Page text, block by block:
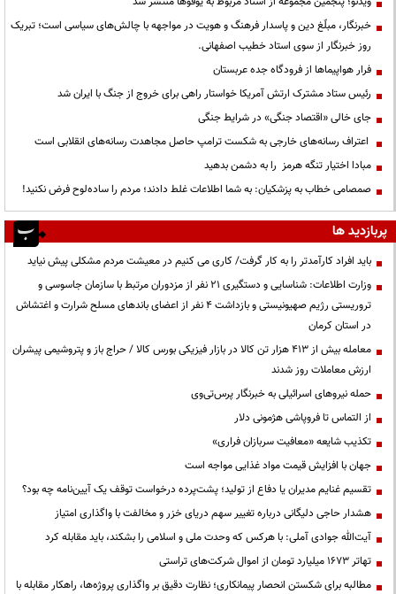
خبرنگار، مبلّغ دین و پاسدار فرهنگ و هویت در مواجهه با چالش‌های سیاسی است؛ تبریک
روز خبرنگار از سوی استاد خطیب اصفهانی.
فرار هواپیماها از فرودگاه جده عربستان
رئیس ستاد مشترک ارتش آمریکا خواستار راهی برای خروج از جنگ با ایران شد
جای خالی «اقتصاد جنگی» در شرایط جنگی
اعتراف رسانه‌های خارجی به شکست ترامپ حاصل مجاهدت رسانه‌های انقلابی است
مبادا اختیار تنگه هرمز را به دشمن بدهید
صمصامی خطاب به پزشکیان: به شما اطلاعات غلط دادند؛ مردم را ساده‌لوح فرض نکنید!
پربازدید ها
باید افراد کارآمدتر را به کار گرفت/ کاری می کنیم در معیشت مردم مشکلی پیش نیاید
وزارت اطلاعات: شناسایی و دستگیری ۲۱ نفر از مزدوران مرتبط با سازمان جاسوسی و
تروریستی رژیم صهیونیستی و بازداشت ۴ نفر از اعضای باندهای مسلح شرارت و اغتشاش
در استان کرمان
معامله بیش از ۴۱۳ هزار تن کالا در بازار فیزیکی بورس کالا / حراج باز و پتروشیمی پیشران
ارزش معاملات روز شدند
حمله نیروهای اسرائیلی به خبرنگار پرس‌تی‌وی
از التماس تا فروپاشی هژمونی دلار
تکذیب شایعه «معافیت سربازان فراری»
جهان با افزایش قیمت مواد غذایی مواجه است
تقسیم غنایم مدیران یا دفاع از تولید؛ پشت‌پرده درخواست توقف یک آیین‌نامه چه بود؟
هشدار حاجی دلیگانی درباره تغییر سهم دریای خزر و مخالفت با واگذاری امتیاز
آیت‌الله جوادی آملی: با هرکس که وحدت ملی و اسلامی را بشکند، باید مقابله کرد
تهاتر ۱۶۷۳ میلیارد تومان از اموال شرکت‌های تراستی
مطالبه برای شکستن انحصار پیمانکاری؛ نظارت دقیق بر واگذاری پروژه‌ها، راهکار مقابله با